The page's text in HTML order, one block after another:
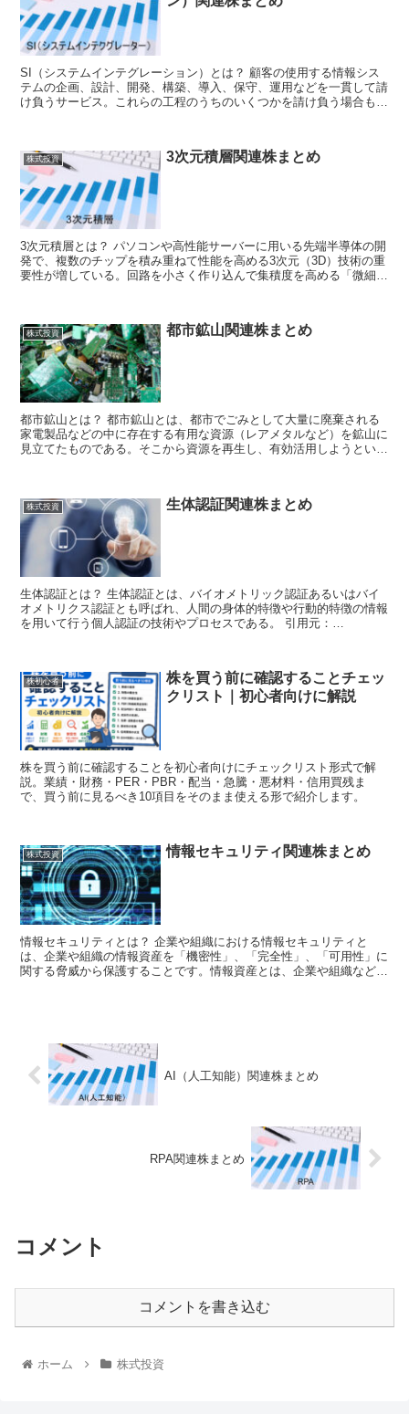
SI（システムインテグレーション）とは？ 顧客の使用する情報シス
テムの企画、設計、開発、構築、導入、保守、運用などを一貫して請
け負うサービス。これらの工程のうちのいくつかを請け負う場合もあ
株式投資 3次元積層関連株まとめ
3次元積層とは？ パソコンや高性能サーバーに用いる先端半導体の開
発で、複数のチップを積み重ねて性能を高める3次元（3D）技術の重
要性が増している。回路を小さく作り込んで集積度を高める「微細
株式投資 都市鉱山関連株まとめ
都市鉱山とは？ 都市鉱山とは、都市でごみとして大量に廃棄される
家電製品などの中に存在する有用な資源（レアメタルなど）を鉱山に
見立てたものである。そこから資源を再生し、有効活用しようという
株式投資 生体認証関連株まとめ
生体認証とは？ 生体認証とは、バイオメトリック認証あるいはバイ
オメトリクス認証とも呼ばれ、人間の身体的特徴や行動的特徴の情報
を用いて行う個人認証の技術やプロセスである。 引用元：
株初心者
株を買う前に確認することチェッ
クリスト｜初心者向けに解説
株を買う前に確認することを初心者向けにチェックリスト形式で解
説。業績・財務・PER・PBR・配当・急騰・悪材料・信用買残ま
で、買う前に見るべき10項目をそのまま使える形で紹介します。
株式投資 情報セキュリティ関連株まとめ
情報セキュリティとは？ 企業や組織における情報セキュリティと
は、企業や組織の情報資産を「機密性」、「完全性」、「可用性」に
関する脅威から保護することです。情報資産とは、企業や組織などで
AI（人工知能）関連株まとめ
RPA関連株まとめ
コメント
コメントを書き込む
ホーム 株式投資